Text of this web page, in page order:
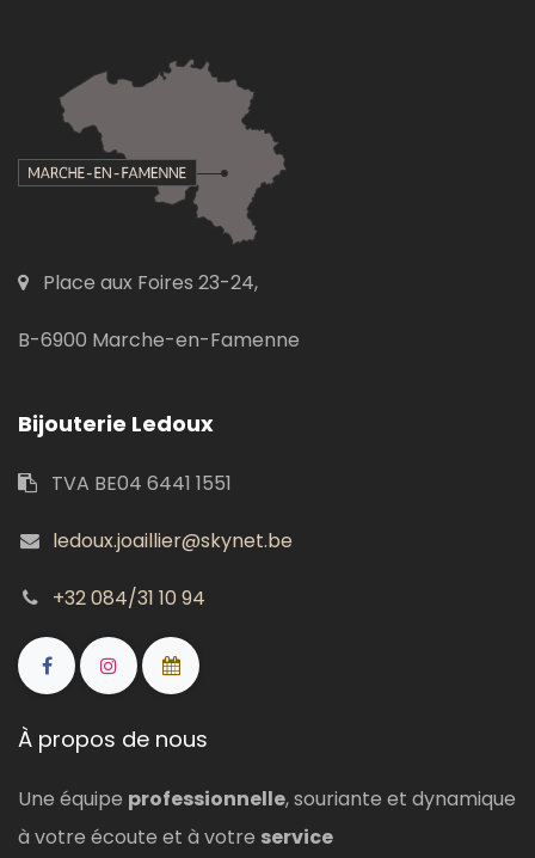
Place aux Foires 23-24,
B-6900 Marche-en-Famenne
Bijouterie Ledoux
TVA BE04 6441 1551
ledoux.joaillier@skynet.be
+32 084/31 10 94
À propos de nous
Une équipe professionnelle, souriante et dynamique
à votre écoute et à votre service